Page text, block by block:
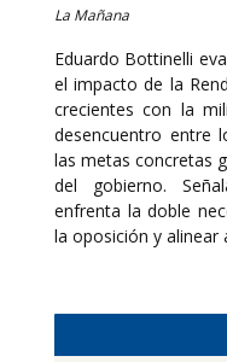
La Mañana
Eduardo Bottinelli
el impacto de la
crecientes con la
desencuentro entre
las metas concretas
del gobierno.
enfrenta la doble
la oposición y alinear